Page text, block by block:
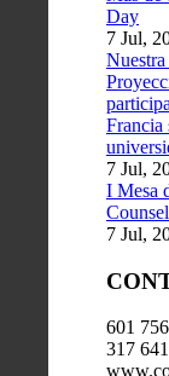
Day
7 Jul,
Francia
7 Jul,
I Mesa
7 Jul,
601
317